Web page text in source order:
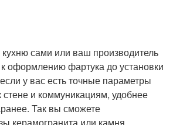
Белая плитка
сами или ваш производитель
оформлению фартука до установки
у вас есть точные параметры
стене и коммуникациям, удобнее
Так вы сможете